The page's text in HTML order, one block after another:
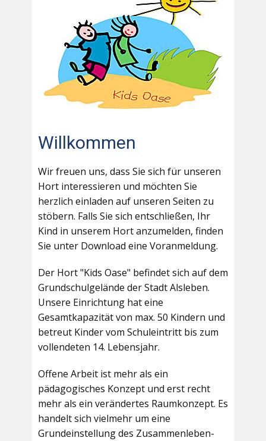
Willkommen
Wir freuen uns, dass Sie sich für unseren
Hort interessieren und möchten Sie
herzlich einladen auf unseren Seiten zu
stöbern. Falls Sie sich entschließen, Ihr
Kind in unserem Hort anzumelden, finden
Sie unter Download eine Voranmeldung.
Der Hort "Kids Oase" befindet sich auf dem
Grundschulgelände der Stadt Alsleben.
Unsere Einrichtung hat eine
Gesamtkapazität von max. 50 Kindern und
betreut Kinder vom Schuleintritt bis zum
vollendeten 14. Lebensjahr.
Offene Arbeit ist mehr als ein
pädagogisches Konzept und erst recht
mehr als ein verändertes Raumkonzept. Es
handelt sich vielmehr um eine
Grundeinstellung des Zusammenleben-